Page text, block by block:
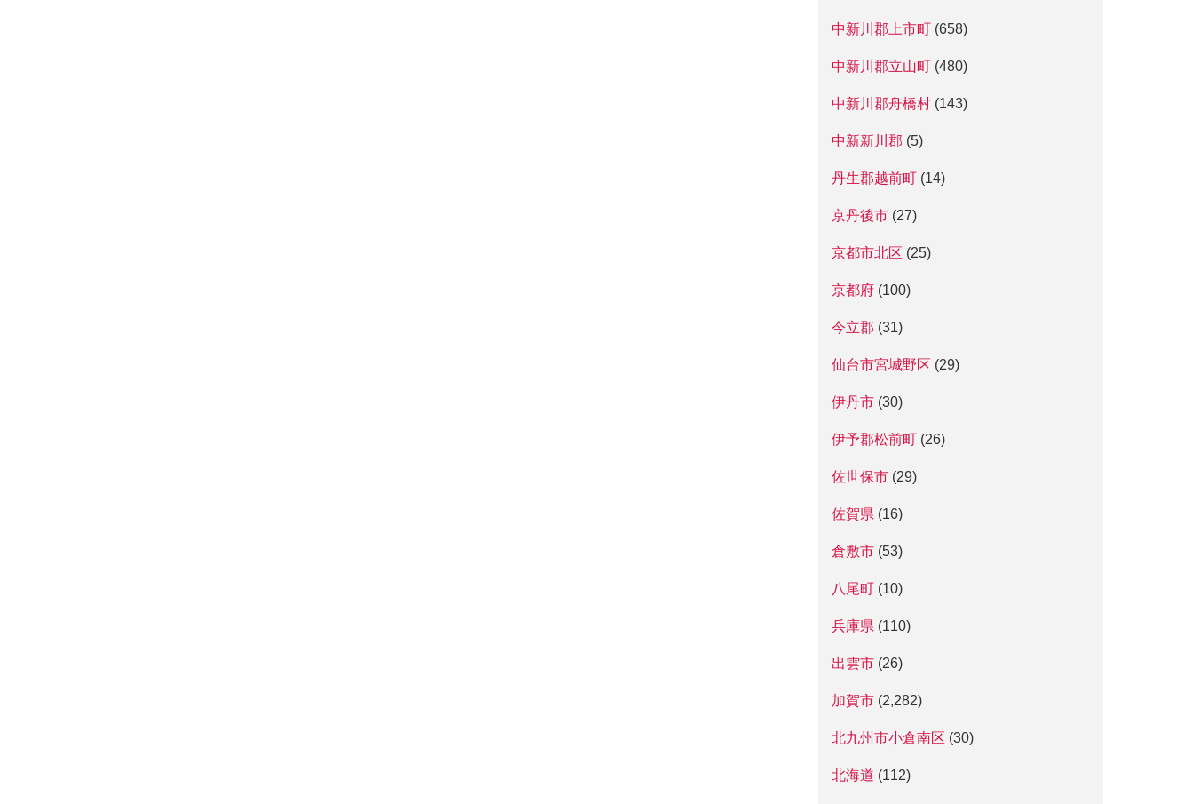
中新川郡上市町(658)
中新川郡立山町(480)
中新川郡舟橋村(143)
中新新川郡 (5)
丹生郡越前町(14)
京丹後市(27)
京都市北区 (25)
京都府(100)
今立郡 (31)
仙台市宮城野区 (29)
伊丹市(30)
伊予郡松前町(26)
佐世保市(29)
佐賀県 (16)
倉敷市(53)
八尾町(10)
兵庫県 (110)
出雲市(26)
加賀市(2,282)
北九州市小倉南区 (30)
北海道 (112)